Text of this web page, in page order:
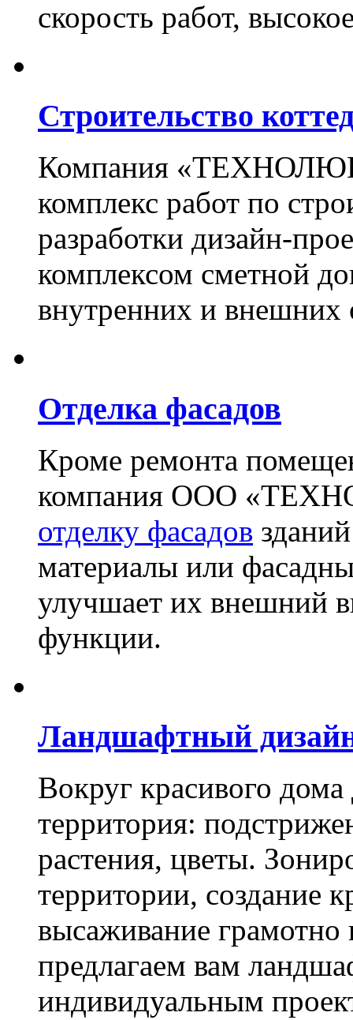
скорость работ,
Строительство
Компания
комплекс работ по
разработки дизайн-
комплексом сметной
внутренних и внешних
Отделка фасадов
Кроме ремонта
компания ООО
отделку фасадов
материалы или
улучшает их внешний
функции.
Ландшафтный
Вокруг красивого
территория:
растения, цветы.
территории, создание
высаживание
предлагаем вам
индивидуальным